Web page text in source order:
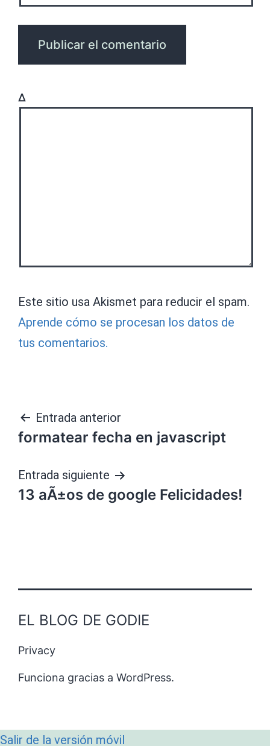
Δ
Este sitio usa Akismet para reducir el spam.
Aprende cómo se procesan los datos de
tus comentarios.
Navegación
de
entradas
Entrada anterior
formatear fecha en javascript
Entrada siguiente
13 aÃ±os de google Felicidades!
EL BLOG DE GODIE
Privacy
Funciona gracias a WordPress.
Salir de la versión móvil